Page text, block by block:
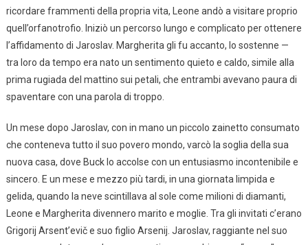
ricordare frammenti della propria vita, Leone andò a visitare proprio
quell’orfanotrofio. Iniziò un percorso lungo e complicato per ottenere
l’affidamento di Jaroslav. Margherita gli fu accanto, lo sostenne —
tra loro da tempo era nato un sentimento quieto e caldo, simile alla
prima rugiada del mattino sui petali, che entrambi avevano paura di
spaventare con una parola di troppo.
Un mese dopo Jaroslav, con in mano un piccolo zainetto consumato
che conteneva tutto il suo povero mondo, varcò la soglia della sua
nuova casa, dove Buck lo accolse con un entusiasmo incontenibile e
sincero. E un mese e mezzo più tardi, in una giornata limpida e
gelida, quando la neve scintillava al sole come milioni di diamanti,
Leone e Margherita divennero marito e moglie. Tra gli invitati c’erano
Grigorij Arsent’evič e suo figlio Arsenij. Jaroslav, raggiante nel suo